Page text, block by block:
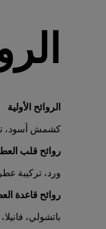
الروائح الأولية
كشمش أسود،
روائح قلب
ورد، تركيبة
روائح قاعدة
باتشولي،